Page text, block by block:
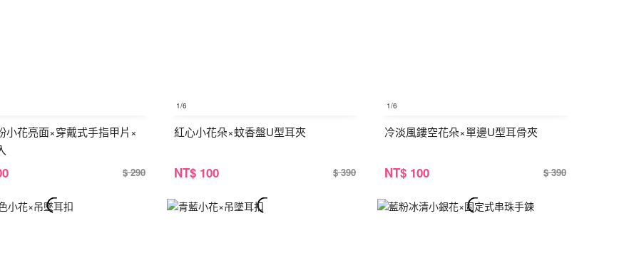
小花亮面×穿戴式手指甲片×
$ 290
1/6
紅心小花朵×蚊香盤U型耳夾
NT$ 100 $ 390
1/6
冷淡風鏤空花朵×單邊U型耳骨夾
NT$ 100 $ 390